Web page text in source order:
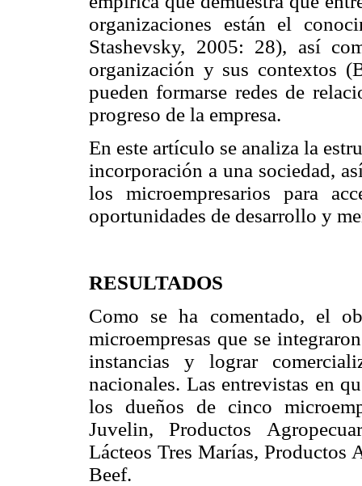
organizaciones están el
Stashevsky, 2005: 28), así
organización y sus contextos
pueden formarse redes de
progreso de la empresa.
En este artículo se analiza la
incorporación a una sociedad,
los microempresarios para
oportunidades de desarrollo y
RESULTADOS
Como se ha comentado, el
microempresas que se
instancias y lograr
nacionales. Las entrevistas en
los dueños de cinco
Juvelin, Productos
Lácteos Tres Marías, Productos
Beef.